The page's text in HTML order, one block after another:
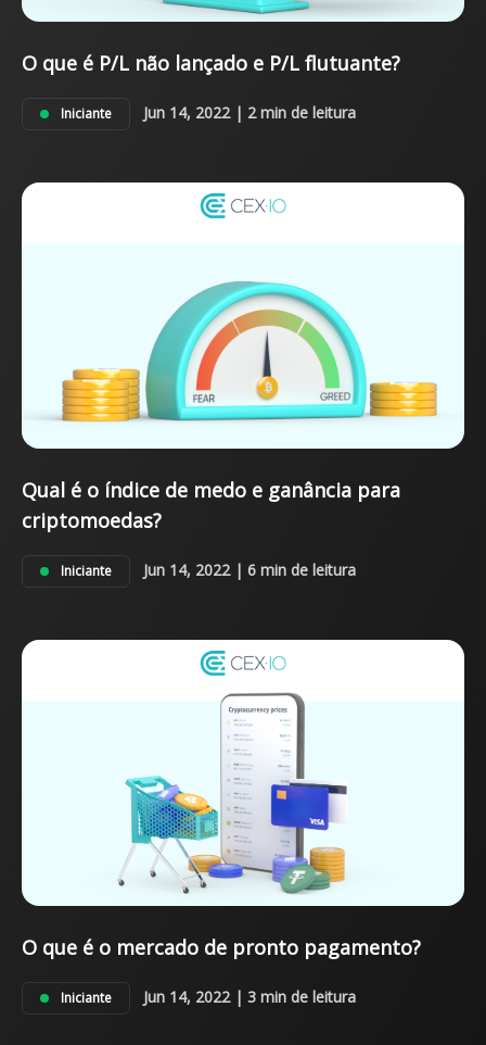
O que é P/L não lançado e P/L flutuante?
Iniciante Jun 14, 2022 | 2 min de leitura
Qual é o índice de medo e ganância para
criptomoedas?
Iniciante Jun 14, 2022 | 6 min de leitura
O que é o mercado de pronto pagamento?
Iniciante Jun 14, 2022 | 3 min de leitura